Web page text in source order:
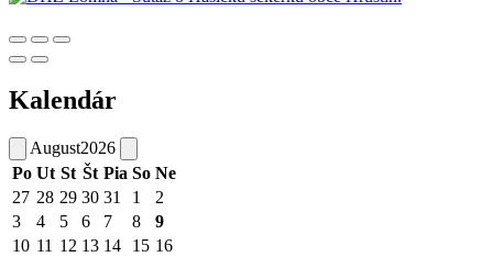
Kalendár
August2026
Po Ut St Št Pia So Ne
27 28 29 30 31 1
2
3
4 5 6 7 8
9
10 11 12 13 14 15 16